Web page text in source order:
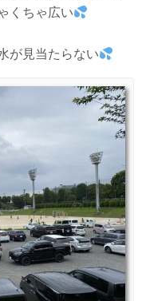
くちゃ広い
が見当たらない